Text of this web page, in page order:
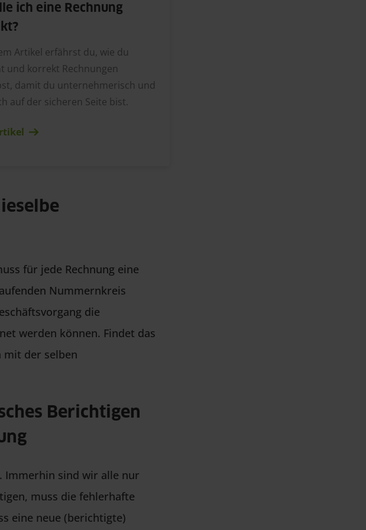
ich eine Rechnung
Artikel erfährst du, wie du
und korrekt Rechnungen
damit du unternehmerisch und
auf der sicheren Seite bist.
für jede Rechnung eine
Nummernkreis
die
werden können. Findet das
mit der selben
Berichtigen
Immerhin sind wir alle nur
muss die fehlerhafte
eine neue (berichtigte)